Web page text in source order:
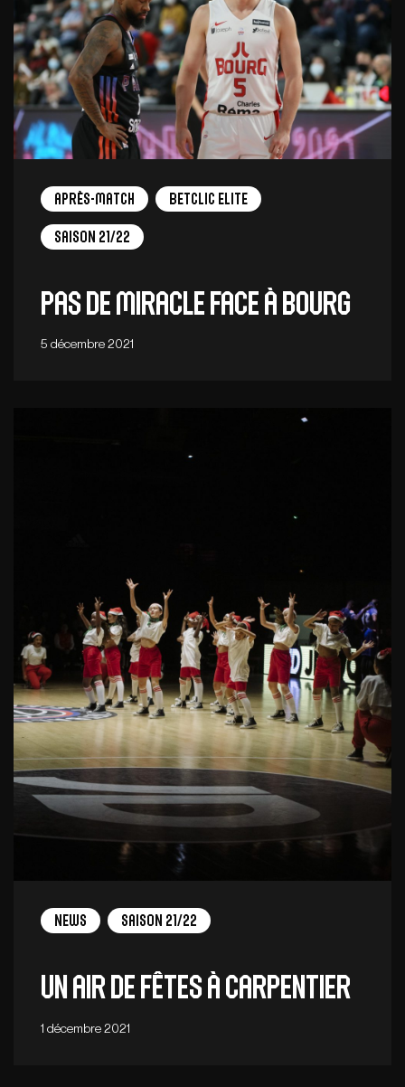
Après-match Betclic Elite
Saison 21/22
Pas de miracle face à Bourg
5 décembre 2021
News Saison 21/22
Un air de fêtes à Carpentier
1 décembre 2021